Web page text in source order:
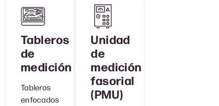
Tableros
de
medición
Tableros
enfocados
Unidad
de
medición
fasorial
(PMU)